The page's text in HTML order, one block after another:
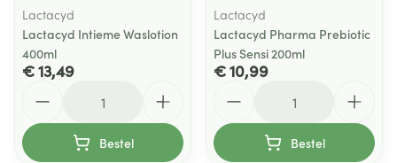
Lactacyd
Lactacyd Intieme Waslotion
400ml
€ 13,49
Bestel
Lactacyd
Lactacyd Pharma Prebiotic
Plus Sensi 200ml
€ 10,99
Bestel